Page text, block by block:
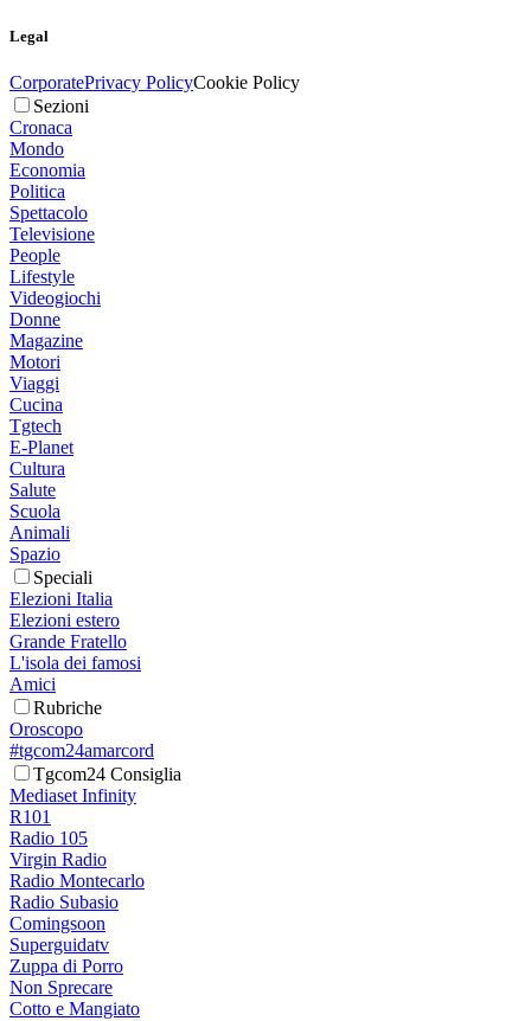
Legal
CorporatePrivacy PolicyCookie Policy
Sezioni
Cronaca
Mondo
Economia
Politica
Spettacolo
Televisione
People
Lifestyle
Videogiochi
Donne
Magazine
Motori
Viaggi
Cucina
Tgtech
E-Planet
Cultura
Salute
Scuola
Animali
Spazio
Speciali
Elezioni Italia
Elezioni estero
Grande Fratello
L'isola dei famosi
Amici
Rubriche
Oroscopo
#tgcom24amarcord
Tgcom24 Consiglia
Mediaset Infinity
R101
Radio 105
Virgin Radio
Radio Montecarlo
Radio Subasio
Comingsoon
Superguidatv
Zuppa di Porro
Non Sprecare
Cotto e Mangiato